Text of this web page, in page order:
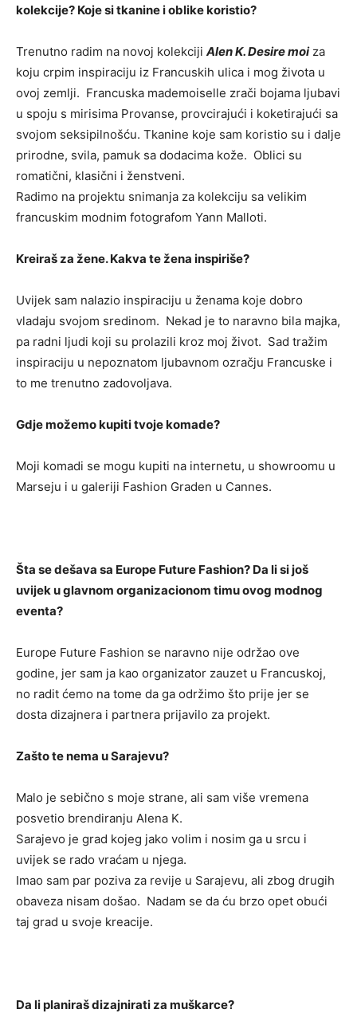
kolekcije? Koje si tkanine i oblike koristio?
Trenutno radim na novoj kolekciji Alen K. Desire moiza
koju crpim inspiraciju iz Francuskih ulica i mog života u
ovoj zemlji. Francuska mademoiselle zrači bojama ljubavi
u spoju s mirisima Provanse, provcirajući i koketirajući sa
svojom seksipilnošću. Tkanine koje sam koristio su i dalje
prirodne, svila, pamuk sa dodacima kože. Oblici su
romatični, klasični i ženstveni.
Radimo na projektu snimanja za kolekciju sa velikim
francuskim modnim fotografom Yann Malloti.
Kreiraš za žene. Kakva te žena inspiriše?
Uvijek sam nalazio inspiraciju u ženama koje dobro
vladaju svojom sredinom. Nekad je to naravno bila majka,
pa radni ljudi koji su prolazili kroz moj život. Sad tražim
inspiraciju u nepoznatom ljubavnom ozračju Francuske i
to me trenutno zadovoljava.
Gdje možemo kupiti tvoje komade?
Moji komadi se mogu kupiti na internetu, u showroomu u
Marseju i u galeriji Fashion Graden u Cannes.
Šta se dešava sa Europe Future Fashion? Da li si još
uvijek u glavnom organizacionom timu ovog modnog
eventa?
Europe Future Fashion se naravno nije održao ove
godine, jer sam ja kao organizator zauzet u Francuskoj,
no radit ćemo na tome da ga održimo što prije jer se
dosta dizajnera i partnera prijavilo za projekt.
Zašto te nema u Sarajevu?
Malo je sebično s moje strane, ali sam više vremena
posvetio brendiranju Alena K.
Sarajevo je grad kojeg jako volim i nosim ga u srcu i
uvijek se rado vraćam u njega.
Imao sam par poziva za revije u Sarajevu, ali zbog drugih
obaveza nisam došao. Nadam se da ću brzo opet obući
taj grad u svoje kreacije.
Da li planiraš dizajnirati za muškarce?